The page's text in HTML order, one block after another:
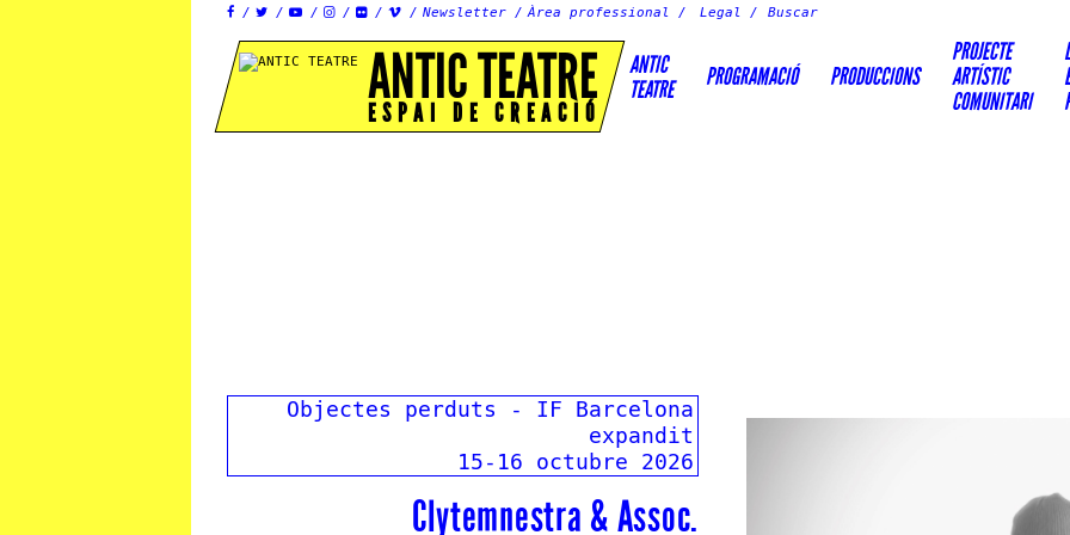
      Newsletter Àrea professional Legal
ANTIC TEATRE
ESPAI DE CREACIÓ
ANTIC
TEATRE
PROGRAMACIÓ PRODUCCIONS
PROJECTE
ARTÍSTIC
COMUNITARI
Objectes perduts - IF Barcelona
expandit
15-16 octubre 2026
Clytemnestra & Assoc.